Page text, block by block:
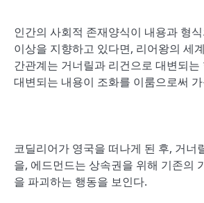
인간의 사회적 존재양식이 내용과 형
이상을 지향하고 있다면, 리어왕의 세
간관계는 거너릴과 리건으로 대변되
대변되는 내용이 조화를 이룸으로써
코딜리어가 영국을 떠나게 된 후, 거너
을, 에드먼드는 상속권을 위해 기존의
을 파괴하는 행동을 보인다.